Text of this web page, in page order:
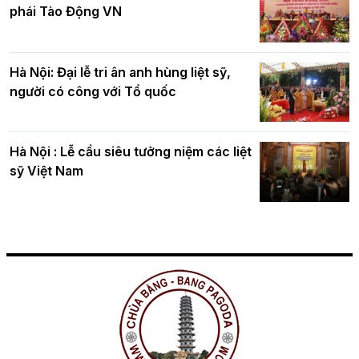
phái Tào Động VN
Hà Nội: Đại lễ tri ân anh hùng liệt sỹ,
người có công với Tổ quốc
Hà Nội : Lễ cầu siêu tưởng niệm các liệt
sỹ Việt Nam